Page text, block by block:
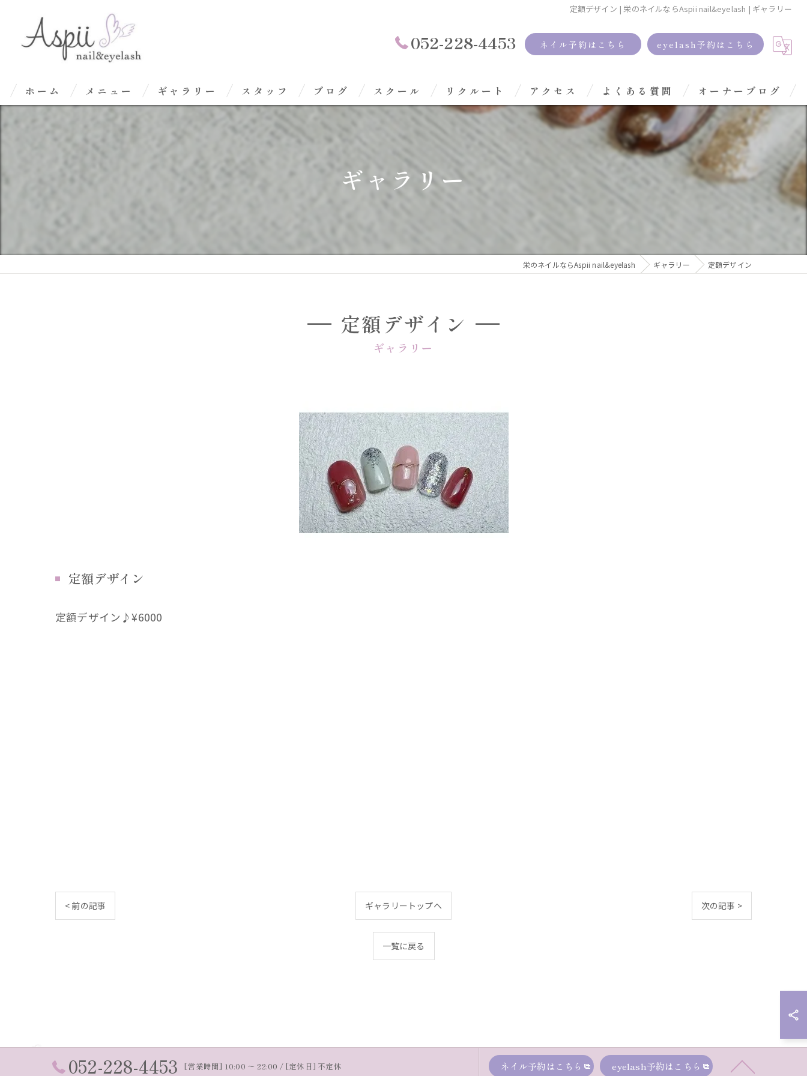
定額デザイン | 栄のネイルならAspii nail&eyelash | ギャラリー
052-228-4453 ネイル予約はこちら eyelash予約はこちら
ホーム メニュー ギャラリー スタッフ ブログ スクール リクルート アクセス よくある質問 オーナーブログ
ギャラリー
栄のネイルならAspii nail&eyelash ギャラリー 定額デザイン
ギャラリー
定額デザイン
定額デザイン
定額デザイン♪¥6000
< 前の記事 ギャラリートップへ 次の記事 >
一覧に戻る
052-228-4453 [営業時間] 10:00 〜 22:00 / [定休日] 不定休 ネイル予約はこちら eyelash予約はこちら